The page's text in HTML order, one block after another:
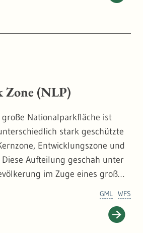
Zone (NLP)
Nationalparkfläche ist
stark geschützte
Entwicklungszone und
Diese Aufteilung geschah unter
im Zuge eines groß
Gemeinden und
diesem Zweck eingerichteten
WFS
GML